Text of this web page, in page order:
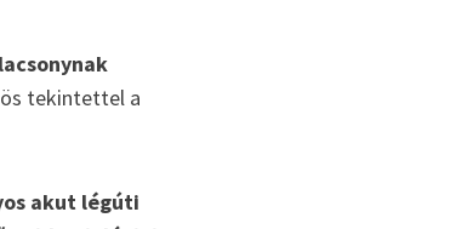
tekintettel a
akut légúti